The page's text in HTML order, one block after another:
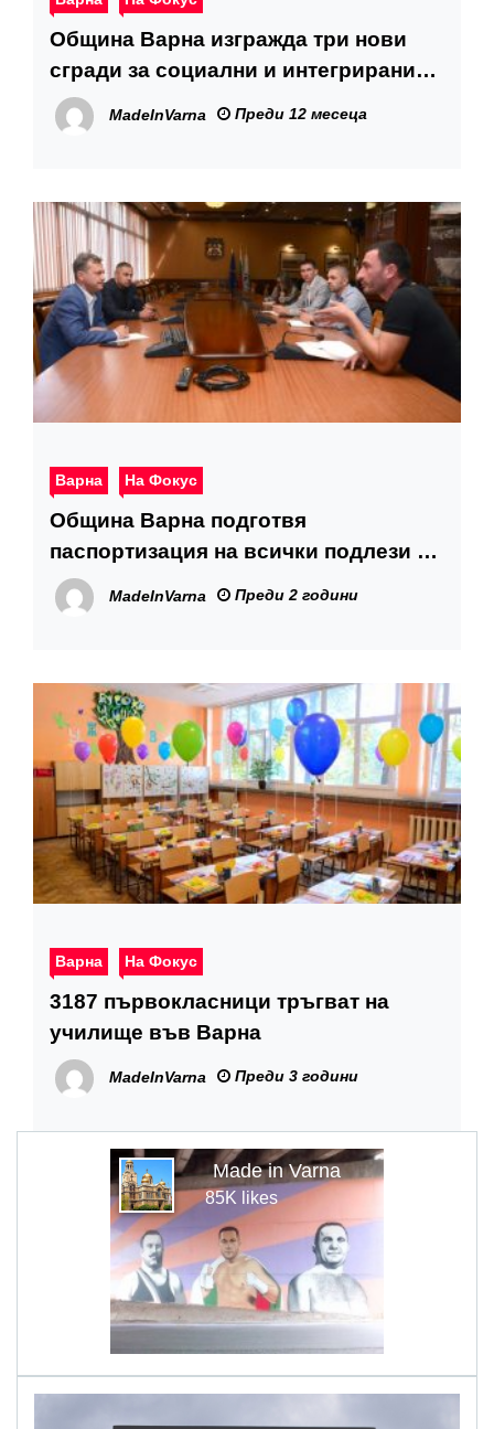
Община Варна изгражда три нови
сгради за социални и интегрирани
здравно-социални услуги
MadeInVarna Преди 12 месеца
Варна На Фокус
Община Варна подготвя
паспортизация на всички подлези в
града
MadeInVarna Преди 2 години
Варна На Фокус
3187 първокласници тръгват на
училище във Варна
MadeInVarna Преди 3 години
Made in Varna
85K likes